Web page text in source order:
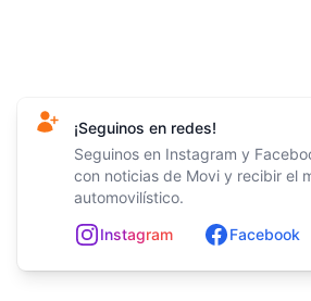
¡Seguinos en redes!
Seguinos en Instagram y
con noticias de Movi y recibir el
automovilístico.
Instagram Facebook